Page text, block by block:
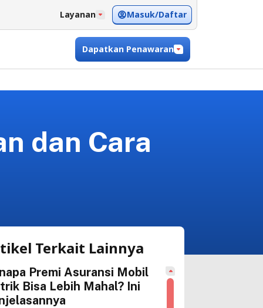
Layanan Masuk/Daftar
Dapatkan Penawaran
dan Cara
Terkait Lainnya
Premi Asuransi Mobil
Bisa Lebih Mahal? Ini